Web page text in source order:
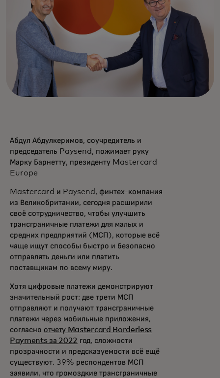
Абдул Абдулкеримов, соучредитель и
председатель Paysend, пожимает руку
Марку Барнетту, президенту Mastercard
Europe
Mastercard и Paysend, финтех-компания
из Великобритании, сегодня расширили
своё сотрудничество, чтобы улучшить
трансграничные платежи для малых и
средних предприятий (МСП), которые всё
чаще ищут способы быстро и безопасно
отправлять деньги или платить
поставщикам по всему миру.
Хотя цифровые платежи демонстрируют
значительный рост: две трети МСП
отправляют и получают трансграничные
платежи через мобильные приложения,
согласно отчету Mastercard Borderless
Payments за 2022 год, сложности
прозрачности и предсказуемости всё ещё
существуют. 39% респондентов МСП
заявили, что громоздкие трансграничные